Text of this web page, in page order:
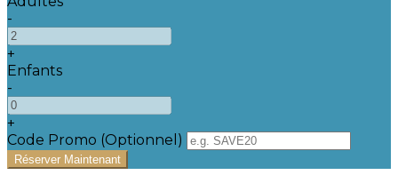
-
+
Enfants
-
+
Code Promo (Optionnel )